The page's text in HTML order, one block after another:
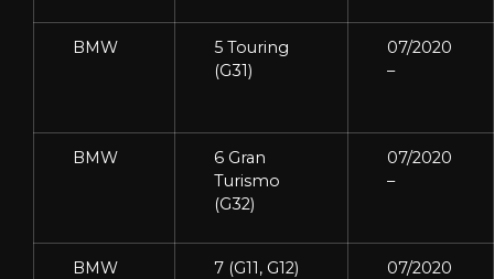
BMW
5 Touring
(G31)
07/2020
–
BMW
6 Gran
Turismo
(G32)
07/2020
–
BMW 7 (G11, G12)
07/2020